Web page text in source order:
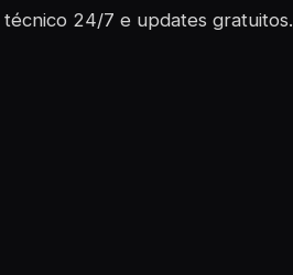
técnico 24/7 e updates gratuitos.